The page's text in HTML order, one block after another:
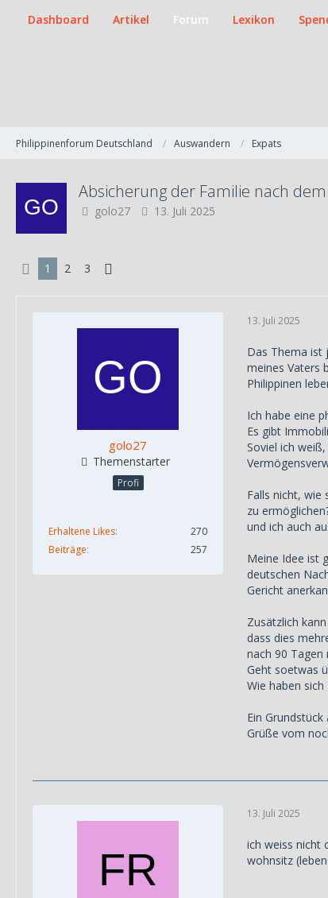
Dashboard Artikel Forum Lexikon
Philippinenforum Deutschland Auswandern Expats
Absicherung der Familie nach
golo27 13. Juli 2025
1 2 3
golo27
Themenstarter
Profi
Erhaltene Likes
270
Beiträge
257
13. Juli 2025
Das Thema ist
meines Vaters
Philippinen
Ich habe eine
Es gibt
Soviel ich
Falls nicht, wie
zu
und ich auch
Meine Idee ist
deutschen
Gericht
Zusätzlich
dass dies
nach 90 Tagen
Geht soetwas
Wie haben
Ein
Grüße vom
13. Juli 2025
ich weiss nicht
wohnsitz